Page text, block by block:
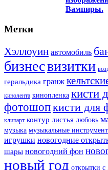
Вампиры.
Метки
Хэллоуин автомобиль
бизнесвизитки
геральдика гранж
кинолента кинопленка кисти
фотошопкисти для
клипарт контур листья любовь
музыка музыкальные
игрушки новогодние
шары новогодний фон
новый год открытки